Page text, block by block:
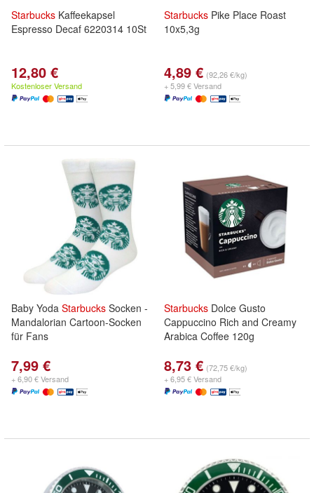
Starbucks Kaffeekapsel
Espresso Decaf 6220314 10St
12,80 €
Kostenloser Versand
Starbucks Pike Place Roast
10x5,3g
4,89 € (92,26 €/kg)
+ 5,99 € Versand
Baby Yoda Starbucks Socken -
Mandalorian Cartoon-Socken
für Fans
7,99 €
+ 6,90 € Versand
Starbucks Dolce Gusto
Cappuccino Rich and Creamy
Arabica Coffee 120g
8,73 € (72,75 €/kg)
+ 6,95 € Versand